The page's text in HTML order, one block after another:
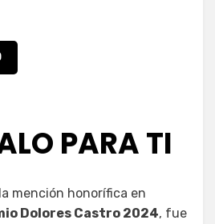
PARA TI
mención honorífica en
Dolores Castro 2024, fue